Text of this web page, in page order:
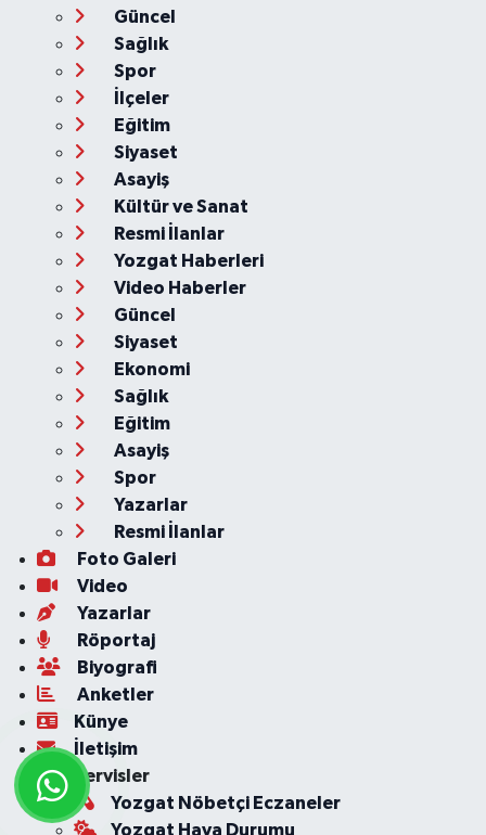
Güncel
Sağlık
Spor
İlçeler
Eğitim
Siyaset
Asayiş
Kültür ve Sanat
Resmi İlanlar
Yozgat Haberleri
Video Haberler
Güncel
Siyaset
Ekonomi
Sağlık
Eğitim
Asayiş
Spor
Yazarlar
Resmi İlanlar
Foto Galeri
Video
Yazarlar
Röportaj
Biyografi
Anketler
Künye
İletişim
Servisler
Yozgat Nöbetçi Eczaneler
Yozgat Hava Durumu